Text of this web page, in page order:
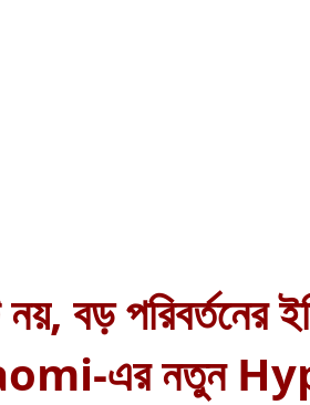
বড় পরিবর্তনের
এর নতুন